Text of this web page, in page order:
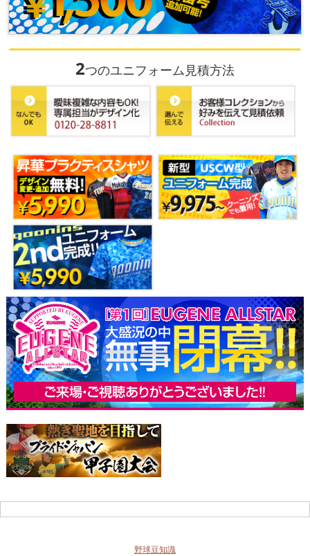
2つのユニフォーム見積方法
野球豆知識